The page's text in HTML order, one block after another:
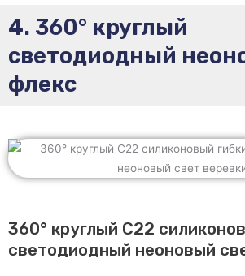
4. 360° круглый
светодиодный
флекс
360° круглый C22
светодиодный неоновый